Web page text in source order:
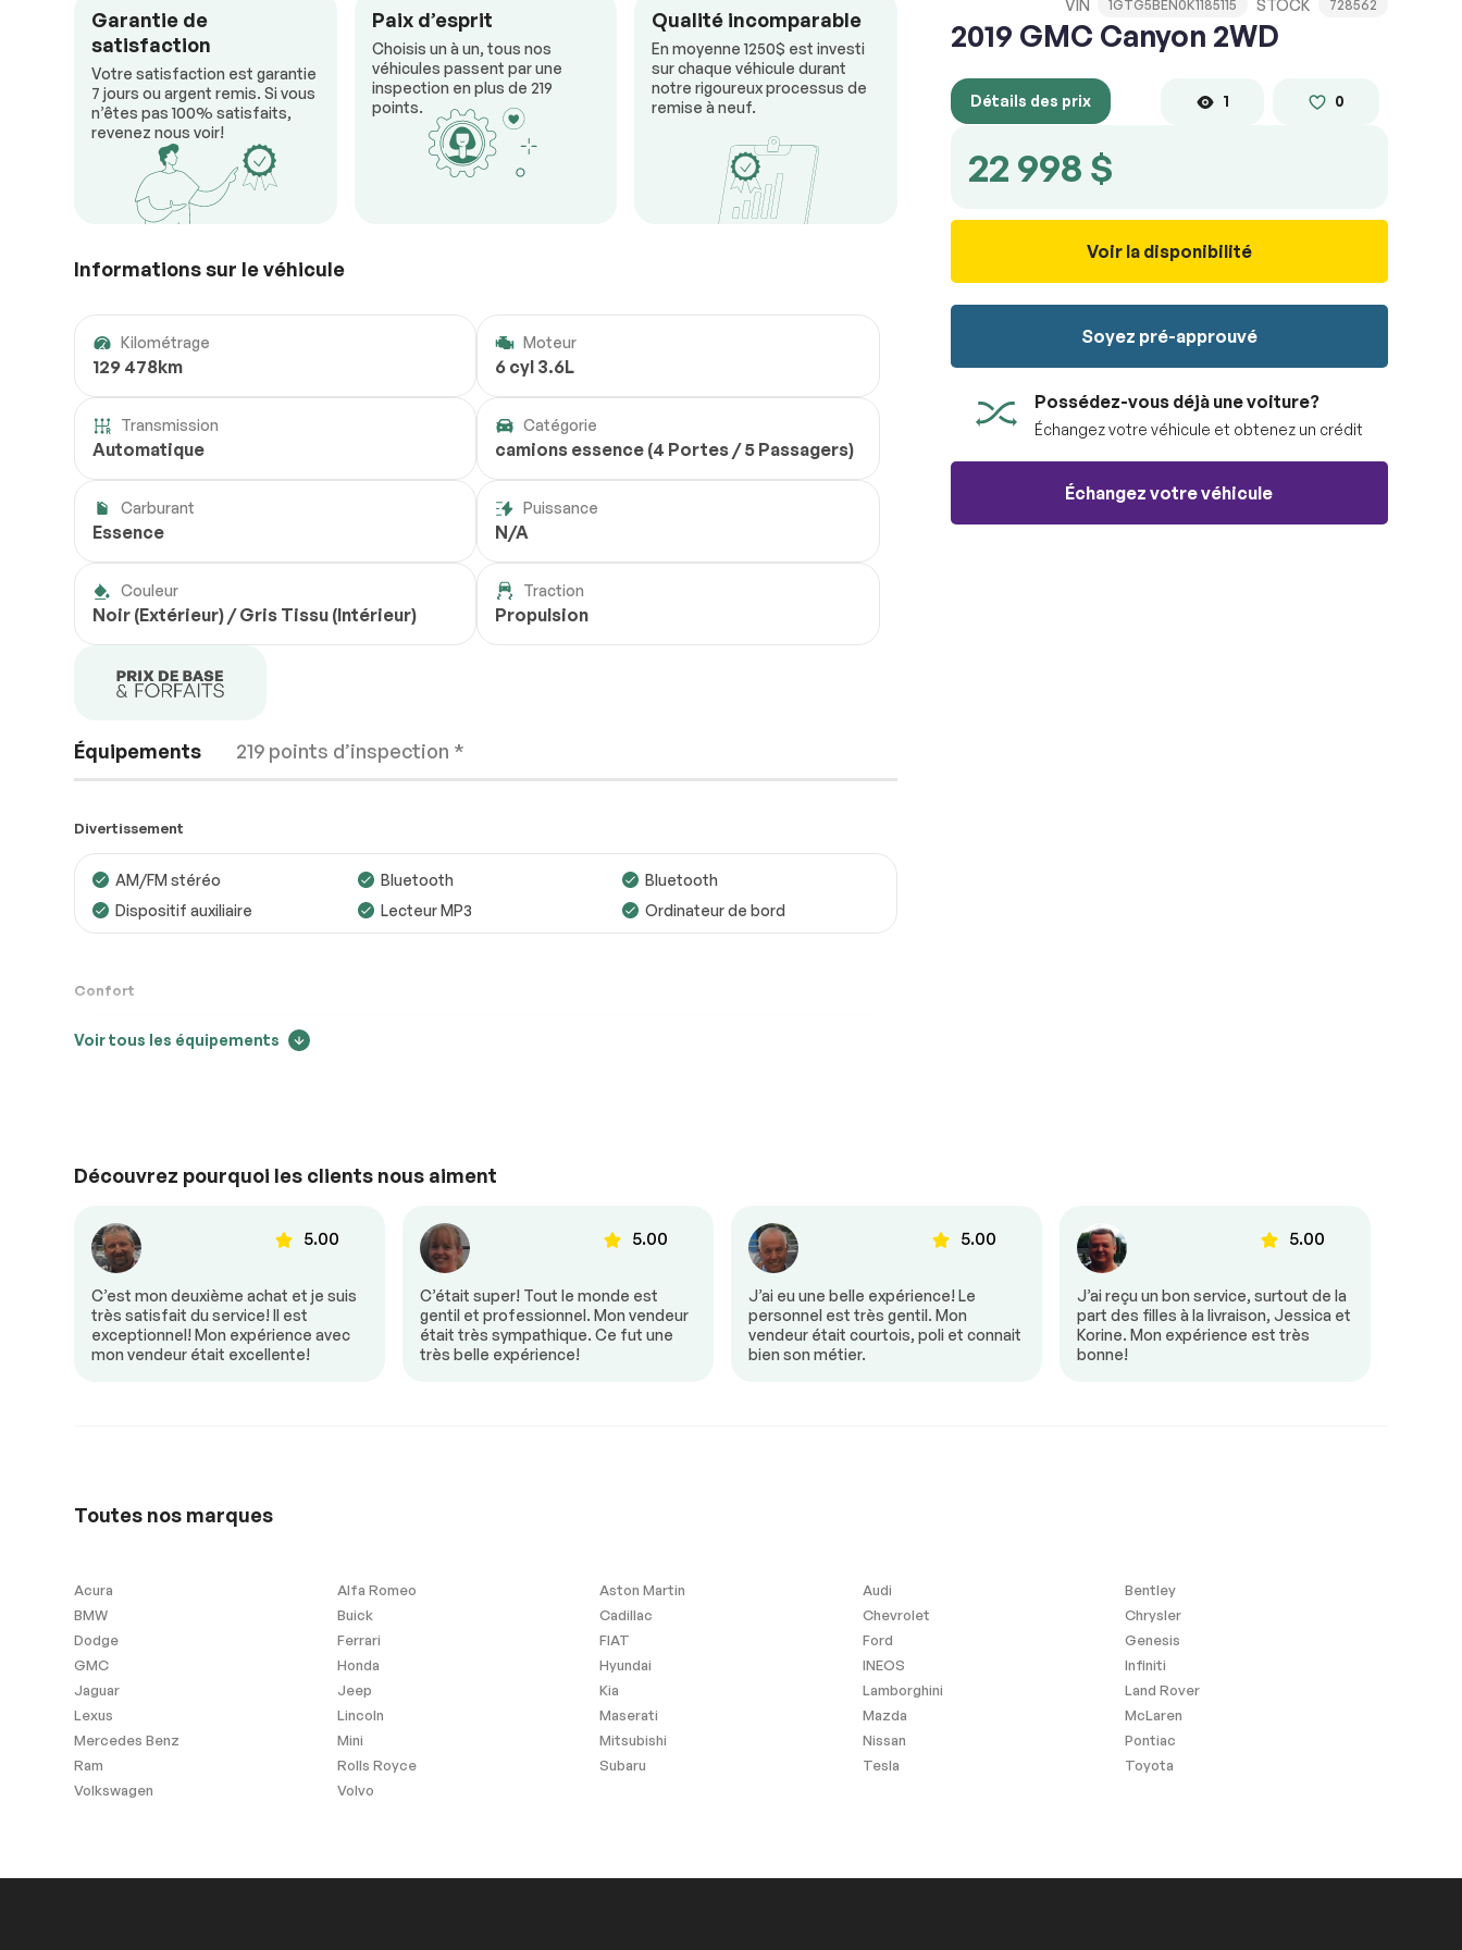
STOCK 728562
VIN 1GTG5BEN0K1185115
2019 GMC Canyon 2WD
Détails des prix 0
1
22 998 $
Voir la disponibilité
Soyez pré-approuvé
Possédez-vous déjà une voiture?
Échangez votre véhicule et obtenez un crédit
Échangez votre véhicule
Garantie de
satisfaction
Votre satisfaction est garantie
7 jours ou argent remis. Si vous
n’êtes pas 100% satisfaits,
revenez nous voir!
Paix d’esprit
Choisis un à un, tous nos
véhicules passent par une
inspection en plus de 219
points.
Qualité incomparable
En moyenne 1250$ est investi
sur chaque véhicule durant
notre rigoureux processus de
remise à neuf.
Informations sur le véhicule
Kilométrage
129 478km
Moteur
6 cyl 3.6L
Transmission
Automatique
Catégorie
camions essence (4 Portes / 5 Passagers)
Carburant
Essence
Puissance
N/A
Couleur
Noir (Extérieur) / Gris Tissu (Intérieur)
Traction
Propulsion
Équipements 219 points d’inspection *
Moteur Conforme
Accessoires
Divertissement
AM/FM stéréo Bluetooth
Bluetooth
Dispositif auxiliaire
Lecteur MP3 Ordinateur de bord
Confort
Air climatisé
Antipatinage Freins ABS
Pas d'Accident
Voir tous les équipements
Découvrez pourquoi les clients nous aiment
5.00
C’est mon deuxième achat et je suis
très satisfait du service! Il est
exceptionnel! Mon expérience avec
mon vendeur était excellente!
5.00
C’était super! Tout le monde est
gentil et professionnel. Mon vendeur
était très sympathique. Ce fut une
très belle expérience!
5.00
J’ai eu une belle expérience! Le
personnel est très gentil. Mon
vendeur était courtois, poli et connait
bien son métier.
5.00
J’ai reçu un bon service, surtout de la
part des filles à la livraison, Jessica et
Korine. Mon expérience est très
bonne!
Toutes nos marques
Acura Alfa Romeo Aston Martin Audi
Bentley
BMW
Buick Cadillac Chevrolet
Chrysler
Dodge
Ferrari FIAT Ford
Genesis
GMC
Honda Hyundai INEOS
Infiniti
Jaguar
Jeep Kia Lamborghini
Land Rover
Lexus
Lincoln Maserati Mazda
McLaren
Mercedes Benz
Mini Mitsubishi Nissan
Pontiac
Ram
Rolls Royce Subaru Tesla
Toyota
Volkswagen
Volvo
RÉSERVER